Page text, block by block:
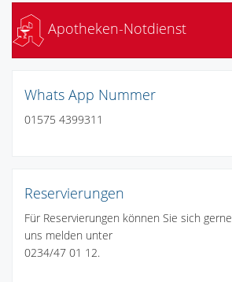
Apotheken-Notdienst
Whats App Nummer
01575 4399311
Reservierungen
Für Reservierungen können Sie sich
uns melden unter
0234/47 01 12.